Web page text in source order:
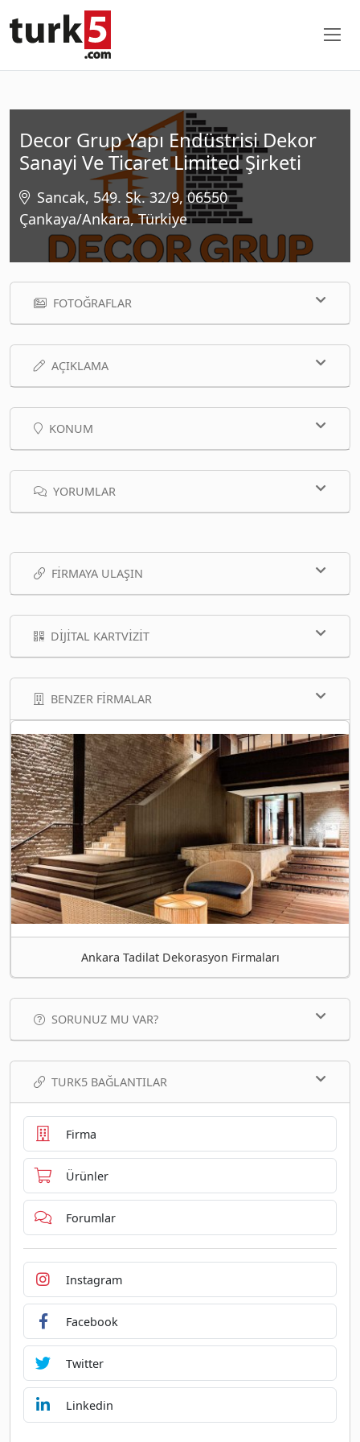
Decor Grup Yapı Endüstrisi Dekor
Sanayi Ve Ticaret Limited Şirketi
Sancak, 549. Sk. 32/9, 06550
Çankaya/Ankara, Türkiye
FOTOĞRAFLAR
AÇIKLAMA
KONUM
YORUMLAR
FIRMAYA ULAŞIN
DIJITAL KARTVIZIT
BENZER FIRMALAR
Ankara Tadilat Dekorasyon Firmaları
SORUNUZ MU VAR?
TURK5 BAĞLANTILAR
Firma
Ürünler
Forumlar
Instagram
Facebook
Twitter
Linkedin